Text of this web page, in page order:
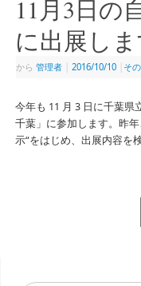
11月3日の
に出展しま
から 管理者 2016/10/10 そ
今年も 11 月 3 日に千葉県
千葉」に参加します。昨
示“をはじめ、出展内容を